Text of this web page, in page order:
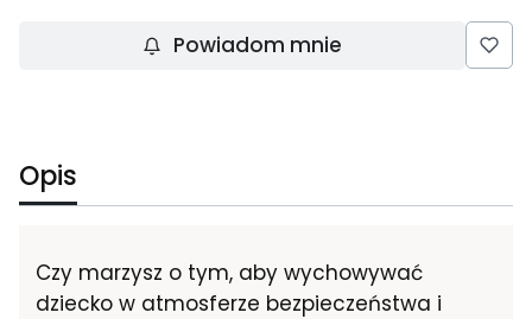
Powiadom mnie
Opis
Czy marzysz o tym, aby wychowywać
dziecko w atmosferze bezpieczeństwa i